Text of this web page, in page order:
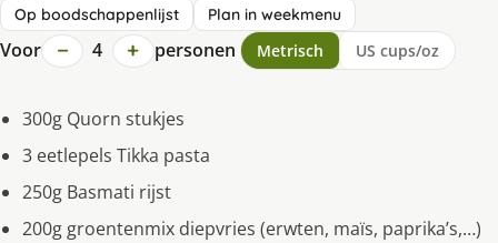
Op boodschappenlijst Plan in weekmenu
Voor − 4 + personen Metrisch US cups/oz
300g Quorn stukjes
3 eetlepels Tikka pasta
250g Basmati rijst
200g groentenmix diepvries (erwten, maïs, paprika’s,…)